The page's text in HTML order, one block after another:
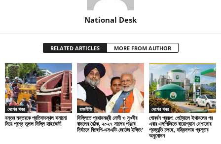
National Desk
RELATED ARTICLES MORE FROM AUTHOR
দেশের খবর
যন্তর মন্তরকে প্রতিবাদস্থল বানানো
নিয়ে প্রশ্ন তুলল দিল্লি হাইকোর্ট!
রাজনীতি
দিল্লিতে প্রধানমন্ত্রী মোদী ও সুখবীর
বাদলের বৈঠক, ২০২৭ সালের পাঞ্জাব
নির্বাচনে বিজেপি-এসএডি জোটের ইঙ্গিত?
দেশের খবর
গোবর্ধন প্রকল্প: পেট্রোলে ইথানলের পর
এবার এলপিজিতে বায়োগ্যাস মেশানোর
প্রস্তুতি চলছে, মন্ত্রিসভায় প্রস্তাব
অনুমোদন